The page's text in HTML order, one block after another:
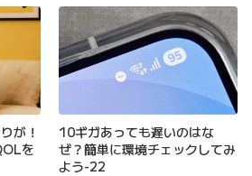
が！
を
10ギガあっても遅いのはな
ぜ？簡単に環境チェックしてみ
よう-22